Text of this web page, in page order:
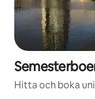
Hitta och boka